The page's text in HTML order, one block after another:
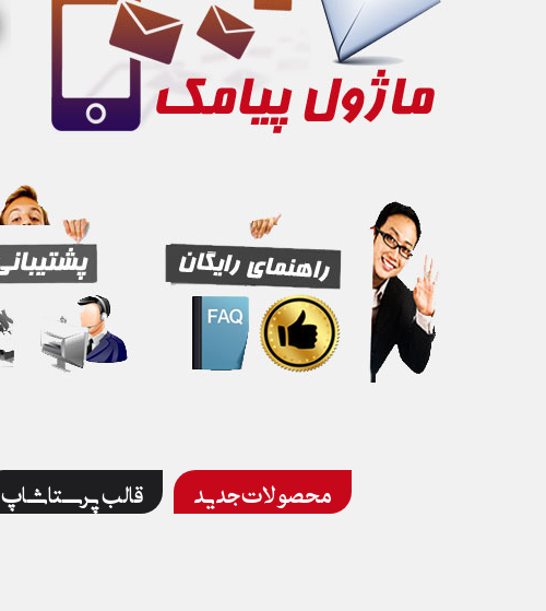
محصولات جدید قالب پرستاشاپ